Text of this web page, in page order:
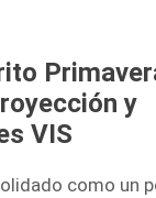
y
VIS
como un